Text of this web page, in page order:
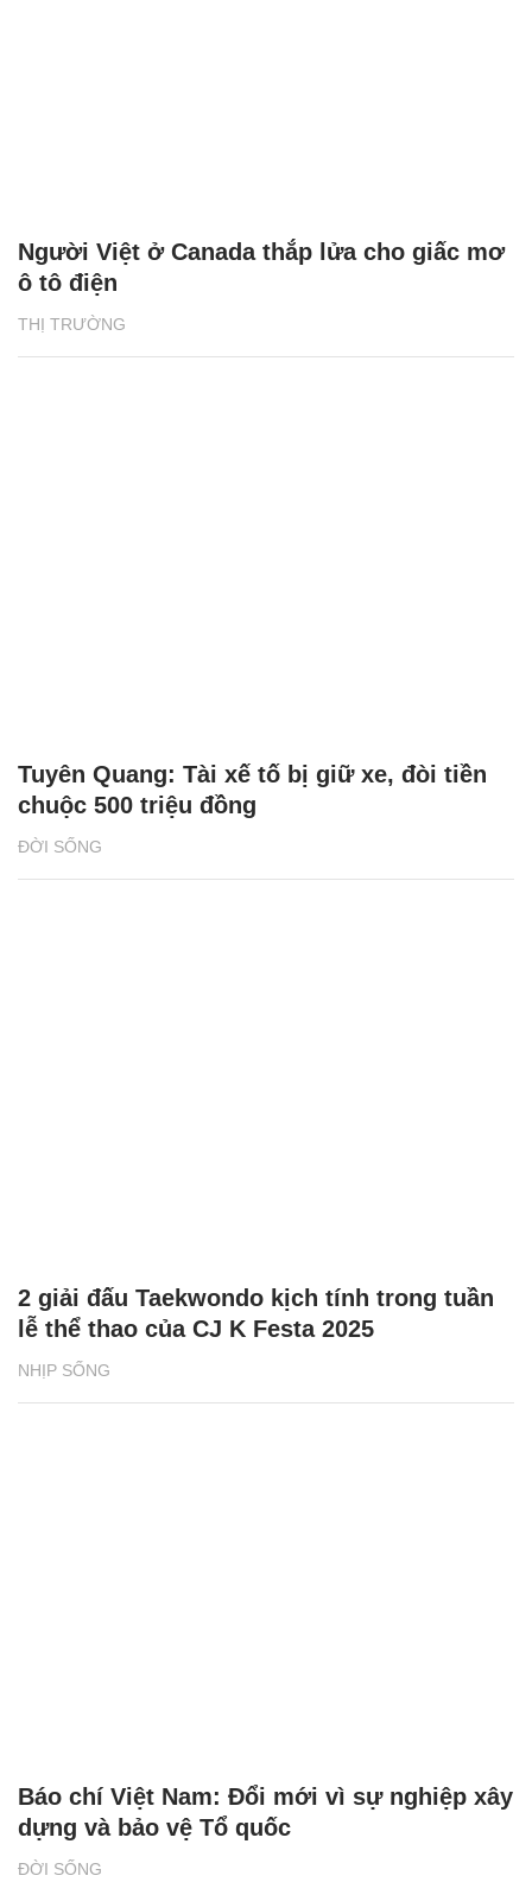
THỊ TRƯỜNG
Người Việt ở Canada thắp lửa cho giấc mơ
ô tô điện
ĐỜI SỐNG
Tuyên Quang: Tài xế tố bị giữ xe, đòi tiền
chuộc 500 triệu đồng
NHỊP SỐNG
2 giải đấu Taekwondo kịch tính trong tuần
lễ thể thao của CJ K Festa 2025
ĐỜI SỐNG
Báo chí Việt Nam: Đổi mới vì sự nghiệp xây
dựng và bảo vệ Tổ quốc